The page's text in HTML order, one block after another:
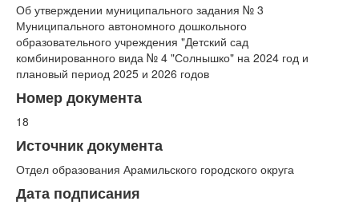
Об утверждении муниципального задания № 3
Муниципального автономного дошкольного
образовательного учреждения "Детский сад
комбинированного вида № 4 "Солнышко" на 2024 год и
плановый период 2025 и 2026 годов
Номер документа
18
Источник документа
Отдел образования Арамильского городского округа
Дата подписания